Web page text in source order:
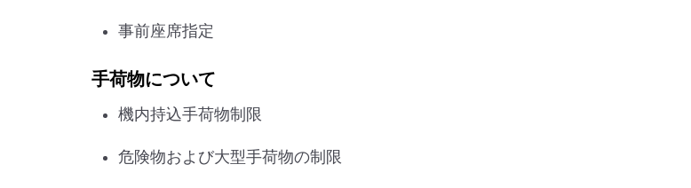
事前座席指定
手荷物について
機内持込手荷物制限
危険物および大型手荷物の制限